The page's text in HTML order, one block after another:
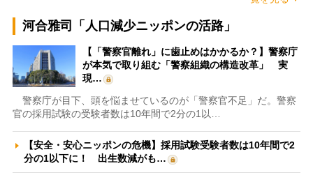
河合雅司「人口減少ニッポンの活路」
【「警察官離れ」に歯止めはかかるか？】警察庁
が本気で取り組む「警察組織の構造改革」 実
現…
警察庁が目下、頭を悩ませているのが「警察官不足」だ。警察
官の採用試験の受験者数は10年間で2分の1以…
【安全・安心ニッポンの危機】採用試験受験者数は10年間で2
分の1以下に！ 出生数減がも…